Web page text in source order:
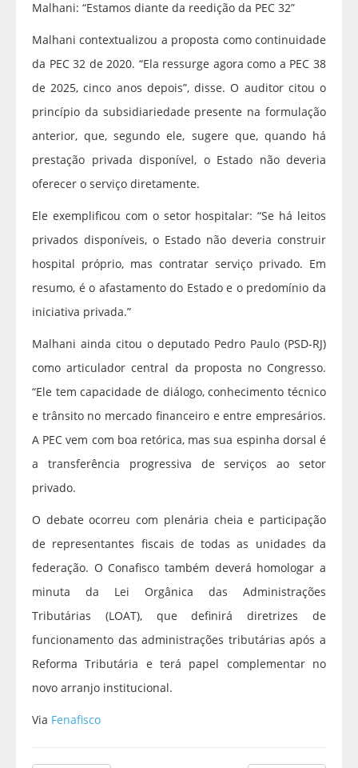
Malhani: “Estamos diante da reedição da PEC 32”
Malhani contextualizou a proposta como continuidade
da PEC 32 de 2020. “Ela ressurge agora como a PEC 38
de 2025, cinco anos depois”, disse. O auditor citou o
princípio da subsidiariedade presente na formulação
anterior, que, segundo ele, sugere que, quando há
prestação privada disponível, o Estado não deveria
oferecer o serviço diretamente.
Ele exemplificou com o setor hospitalar: “Se há leitos
privados disponíveis, o Estado não deveria construir
hospital próprio, mas contratar serviço privado. Em
resumo, é o afastamento do Estado e o predomínio da
iniciativa privada.”
Malhani ainda citou o deputado Pedro Paulo (PSD-RJ)
como articulador central da proposta no Congresso.
“Ele tem capacidade de diálogo, conhecimento técnico
e trânsito no mercado financeiro e entre empresários.
A PEC vem com boa retórica, mas sua espinha dorsal é
a transferência progressiva de serviços ao setor
privado.
O debate ocorreu com plenária cheia e participação
de representantes fiscais de todas as unidades da
federação. O Conafisco também deverá homologar a
minuta da Lei Orgânica das Administrações
Tributárias (LOAT), que definirá diretrizes de
funcionamento das administrações tributárias após a
Reforma Tributária e terá papel complementar no
novo arranjo institucional.
Via Fenafisco